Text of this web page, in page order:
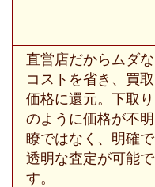
直営店だからムダな
コストを省き、買取
価格に還元。下取り
のように価格が不明
瞭ではなく、明確で
透明な査定が可能で
す。